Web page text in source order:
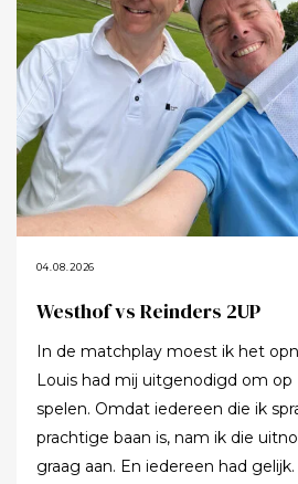
04.08.2026
Westhof vs Reinders 2UP
In de matchplay moest ik het
Louis had mij uitgenodigd om
spelen. Omdat iedereen die ik
prachtige baan is, nam ik die
graag aan. En iedereen had